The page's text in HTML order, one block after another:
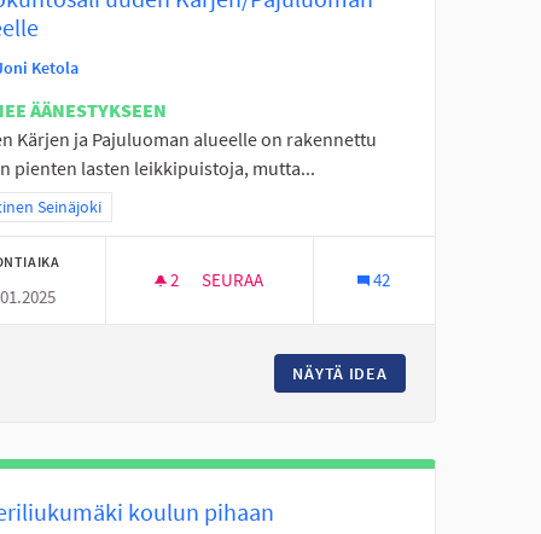
TYÖLLISTÄMISEEN JA LASTEN LIIKUTTAMISEEN!
KESÄTYÖSETELIT NUORTEN TYÖLLISTÄMISEEN JA LASTEN
Ketola
ÄÄNESTYKSEEN
Kärjen ja Pajuluoman alueelle on rakennettu
pienten lasten leikkipuistoja, mutta...
tulokset teeman mukaan: Läntinen Seinäjoki
Seinäjoki
2 2 SEURAAJAA
SEURAA 42
NÄYTÄ IDEA
koulun pihaan